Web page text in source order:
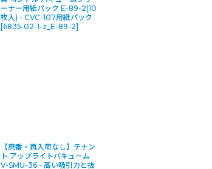
ーナー用紙パック E-89-2(10
枚入) - CVC-107用紙パック
[6835-02-1-z_E-89-2]
【廃番・再入荷なし】テナン
ト アップライトバキューム
V-SMU-36 - 高い吸引力と抜